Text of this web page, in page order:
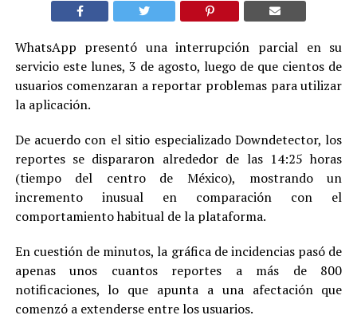
WhatsApp presentó una interrupción parcial en su
servicio este lunes, 3 de agosto, luego de que cientos de
usuarios comenzaran a reportar problemas para utilizar
la aplicación.
De acuerdo con el sitio especializado Downdetector, los
reportes se dispararon alrededor de las 14:25 horas
(tiempo del centro de México), mostrando un
incremento inusual en comparación con el
comportamiento habitual de la plataforma.
En cuestión de minutos, la gráfica de incidencias pasó de
apenas unos cuantos reportes a más de 800
notificaciones, lo que apunta a una afectación que
comenzó a extenderse entre los usuarios.